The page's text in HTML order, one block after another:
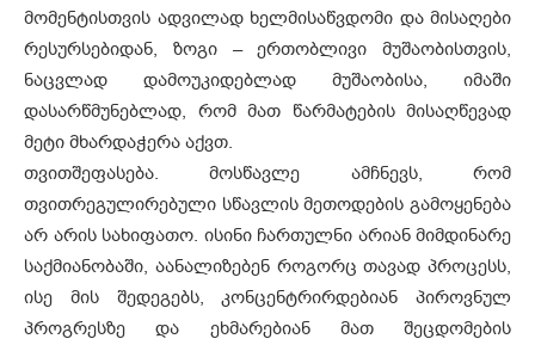
მომენტისთვის ადვილად ხელმისაწვდომი და მისაღები
რესურსებიდან, ზოგი – ერთობლივი მუშაობისთვის,
ნაცვლად დამოუკიდებლად მუშაობისა, იმაში
დასარწმუნებლად, რომ მათ წარმატების მისაღწევად
მეტი მხარდაჭერა აქვთ.
თვითშეფასება. მოსწავლე ამჩნევს, რომ
თვითრეგულირებული სწავლის მეთოდების გამოყენება
არ არის სახიფათო. ისინი ჩართულნი არიან მიმდინარე
საქმიანობაში, აანალიზებენ როგორც თავად პროცესს,
ისე მის შედეგებს, კონცენტრირდებიან პიროვნულ
პროგრესზე და ეხმარებიან მათ შეცდომების